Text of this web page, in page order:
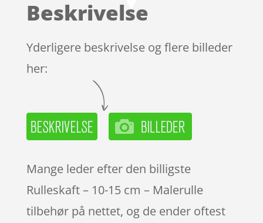
Beskrivelse
Yderligere beskrivelse og flere billeder
her:
Mange leder efter den billigste
Rulleskaft – 10-15 cm – Malerulle
tilbehør på nettet, og de ender oftest